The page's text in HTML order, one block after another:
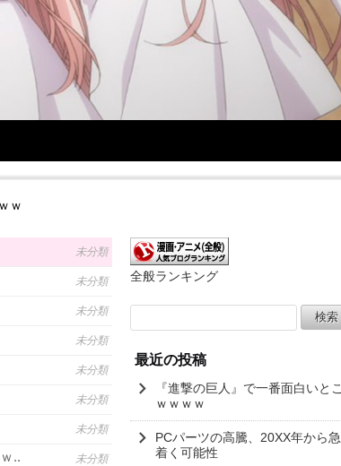
ｗ
未分類
未分類
未分類
未分類
未分類
未分類
未分類
.. 未分類
全般ランキング
索:
最近の投稿
『進撃の巨人』で一番面白いと
ｗｗｗｗ
PCパーツの高騰、20XX年から
着く可能性